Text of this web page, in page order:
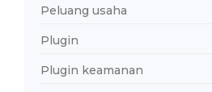
Peluang usaha
Plugin
Plugin keamanan